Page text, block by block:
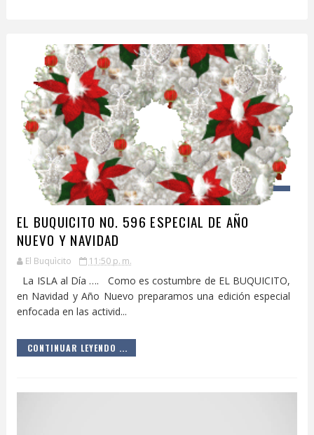
EL BUQUICITO NO. 596 ESPECIAL DE AÑO
NUEVO Y NAVIDAD
El Buquìcito 11:50 p. m.
La ISLA al Día …. Como es costumbre de EL BUQUICITO,
en Navidad y Año Nuevo preparamos una edición especial
enfocada en las activid...
CONTINUAR LEYENDO ...